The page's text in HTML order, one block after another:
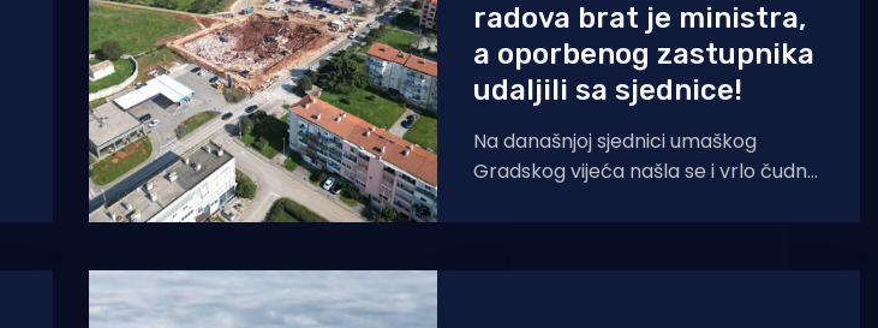
radova brat je ministra,
a oporbenog zastupnika
udaljili sa sjednice!
Na današnjoj sjednici umaškog
Gradskog vijeća našla se i vrlo čudna
gradonačelnik Vili Bassanese od